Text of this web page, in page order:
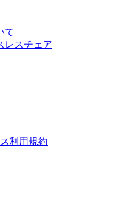
て
スチェア
利用規約